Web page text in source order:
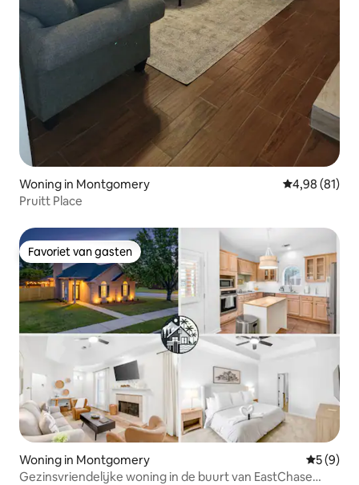
Woning in Montgomery Gemiddelde
4,98 (81)
Pruitt Place
Favoriet van gasten
Favoriet van gasten
Woning in Montgomery
5 (9)
Gezinsvriendelijke woning in de buurt van EastChase